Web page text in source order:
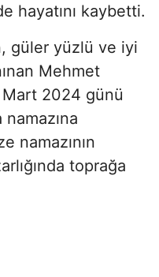
hayatını kaybetti.
güler yüzlü ve iyi
Mehmet
2024 günü
namazının
toprağa